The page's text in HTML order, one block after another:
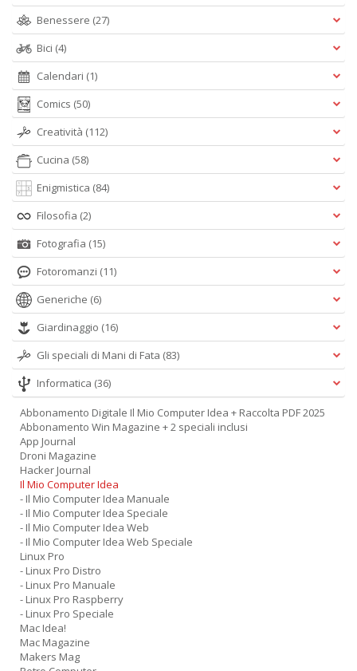
Benessere (27)
Bici (4)
Calendari (1)
Comics (50)
Creatività (112)
Cucina (58)
Enigmistica (84)
Filosofia (2)
Fotografia (15)
Fotoromanzi (11)
Generiche (6)
Giardinaggio (16)
Gli speciali di Mani di Fata (83)
Informatica (36)
Abbonamento Digitale Il Mio Computer Idea + Raccolta PDF 2025
Abbonamento Win Magazine + 2 speciali inclusi
App Journal
Droni Magazine
Hacker Journal
Il Mio Computer Idea
- Il Mio Computer Idea Manuale
- Il Mio Computer Idea Speciale
- Il Mio Computer Idea Web
- Il Mio Computer Idea Web Speciale
Linux Pro
- Linux Pro Distro
- Linux Pro Manuale
- Linux Pro Raspberry
- Linux Pro Speciale
Mac Idea!
Mac Magazine
Makers Mag